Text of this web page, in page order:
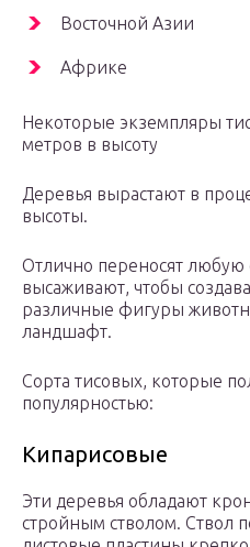
Восточной Азии
Африке
Некоторые экземпляры
метров в высоту
Деревья вырастают в
высоты.
Отлично переносят любую
высаживают, чтобы
различные фигуры
ландшафт.
Сорта тисовых, которые
популярностью:
Кипарисовые
Эти деревья обладают
стройным стволом. Ствол